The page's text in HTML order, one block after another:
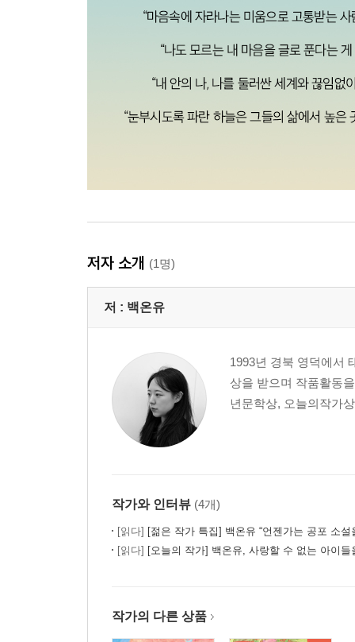
저자 소개 (1명)
저 : 백온유
1993년 경북 영덕에서
상을 받으며 작품활동
년문학상, 오늘의작가
작가와 인터뷰 (4개)
[읽다] [젊은 작가 특집] 백온유 “언젠가는 공포 소설을 제
[읽다] [오늘의 작가] 백온유, 사랑할 수 없는 아이들
작가의 다른 상품